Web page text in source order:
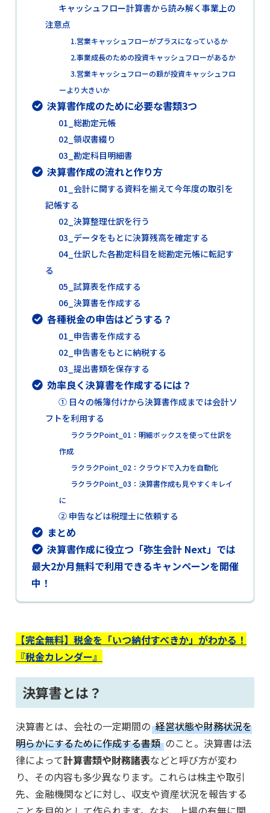
キャッシュフロー計算書から読み解く事業上の
注意点
1.営業キャッシュフローがプラスになっているか
2.事業成長のための投資キャッシュフローがあるか
3.営業キャッシュフローの額が投資キャッシュフロ
ーより大きいか
決算書作成のために必要な書類3つ
01_総勘定元帳
02_領収書綴り
03_勘定科目明細書
決算書作成の流れと作り方
01_会計に関する資料を揃えて今年度の取引を
記帳する
02_決算整理仕訳を行う
03_データをもとに決算残高を確定する
04_仕訳した各勘定科目を総勘定元帳に転記す
る
05_試算表を作成する
06_決算書を作成する
各種税金の申告はどうする？
01_申告書を作成する
02_申告書をもとに納税する
03_提出書類を保存する
効率良く決算書を作成するには？
① 日々の帳簿付けから決算書作成までは会計ソ
フトを利用する
ラクラクPoint_01：明細ボックスを使って仕訳を
作成
ラクラクPoint_02：クラウドで入力を自動化
ラクラクPoint_03：決算書作成も見やすくキレイ
に
② 申告などは税理士に依頼する
まとめ
決算書作成に役立つ「弥生会計 Next」では
最大2か月無料で利用できるキャンペーンを開催
中！
【完全無料】税金を「いつ納付すべきか」がわかる！
『税金カレンダー』
決算書とは？
決算書とは、会社の一定期間の 経営状態や財務状況を
明らかにするために作成する書類 のこと。決算書は法
律によって計算書類や財務諸表などと呼び方が変わ
り、その内容も多少異なります。これらは株主や取引
先、金融機関などに対し、収支や資産状況を報告する